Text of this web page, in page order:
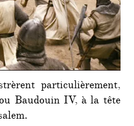
particulièrement,
Baudouin IV, à la tête